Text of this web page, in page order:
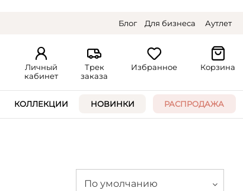
Блог Для бизнеса Аутлет
Личный
кабинет
Трек
заказа
Избранное Корзина
КОЛЛЕКЦИИ НОВИНКИ РАСПРОДАЖА
По умолчанию